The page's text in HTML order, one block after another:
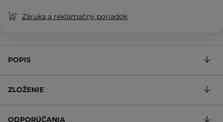
Záruka a reklamačný poriadok
POPIS
ZLOŽENIE
ODPORÚČANIA